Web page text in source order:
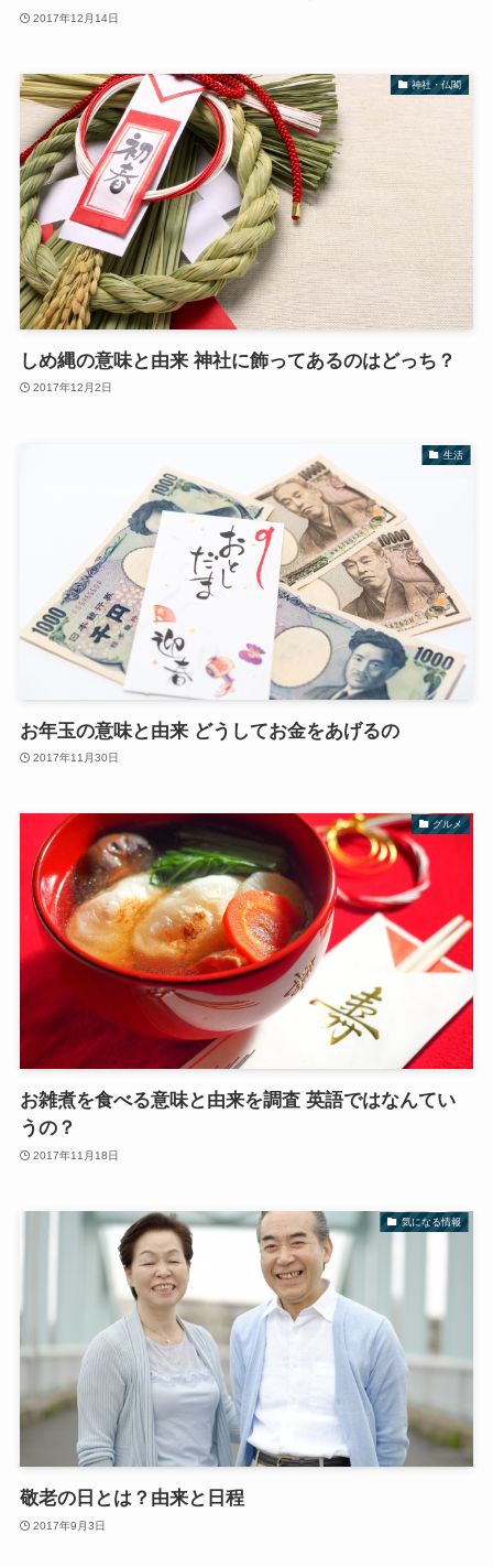
2017年12月14日
神社・仏閣
しめ縄の意味と由来 神社に飾ってあるのはどっち？
2017年12月2日
生活
お年玉の意味と由来 どうしてお金をあげるの
2017年11月30日
グルメ
お雑煮を食べる意味と由来を調査 英語ではなんてい
うの？
2017年11月18日
気になる情報
敬老の日とは？由来と日程
2017年9月3日